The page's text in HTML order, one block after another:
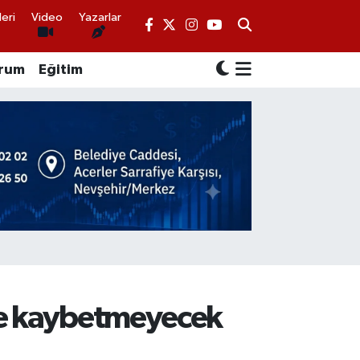
Video Yazarlar
Eğitim
kaybetmeyecek